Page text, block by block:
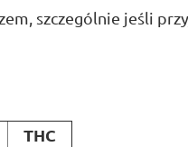
szczególnie jeśli
THC